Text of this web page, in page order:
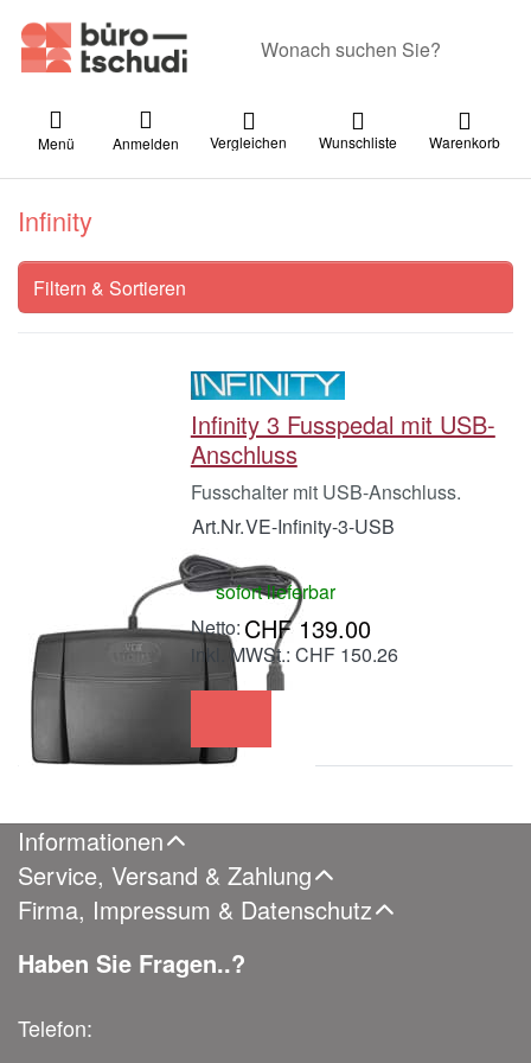
Menü Anmelden Vergleichen Wunschliste Warenkorb
Infinity
Filtern & Sortieren
Infinity 3 Fusspedal mit USB-
Anschluss
Fusschalter mit USB-Anschluss.
Art.Nr.VE-Infinity-3-USB
sofort lieferbar
CHF 139.00
inkl. MWSt.: CHF 150.26
Informationen
Service, Versand & Zahlung
Firma, Impressum & Datenschutz
Haben Sie Fragen..?
Telefon: